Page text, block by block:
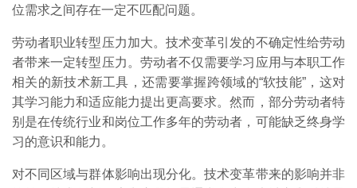
位需求之间存在一定不匹配问题。
劳动者职业转型压力加大。技术变革引发的不确定性给劳动
者带来一定转型压力。劳动者不仅需要学习应用与本职工作
相关的新技术新工具，还需要掌握跨领域的“软技能”，这对
其学习能力和适应能力提出更高要求。然而，部分劳动者特
别是在传统行业和岗位工作多年的劳动者，可能缺乏终身学
习的意识和能力。
对不同区域与群体影响出现分化。技术变革带来的影响并非